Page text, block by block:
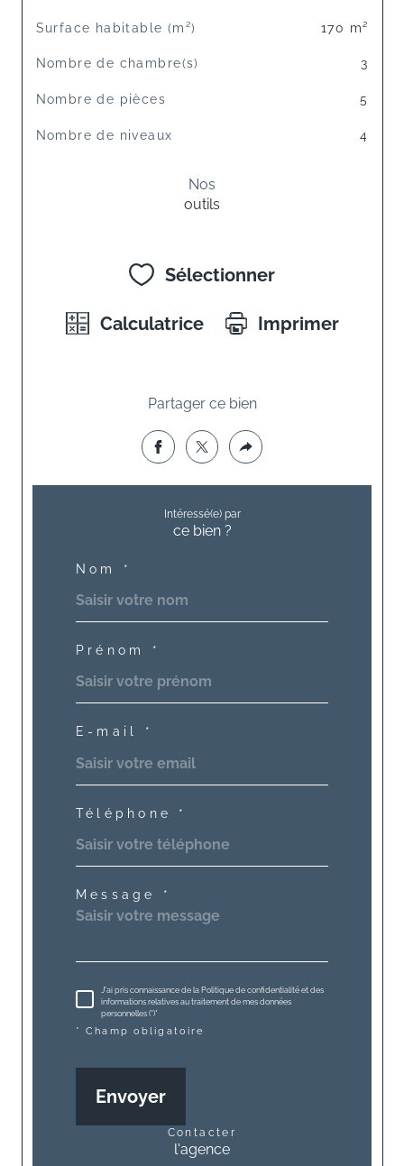
Surface habitable (m²) 170 m²
Nombre de chambre(s) 3
Nombre de pièces 5
Nombre de niveaux 4
Nos
outils
Sélectionner
Calculatrice Imprimer
Partager ce bien
Intéressé(e) par
ce bien ?
Nom *
Prénom *
E-mail *
Téléphone *
Message *
J'ai pris connaissance de la Politique de confidentialité et des
informations relatives au traitement de mes données
personnelles (*)*
* Champ obligatoire
Envoyer
contacter
l'agence